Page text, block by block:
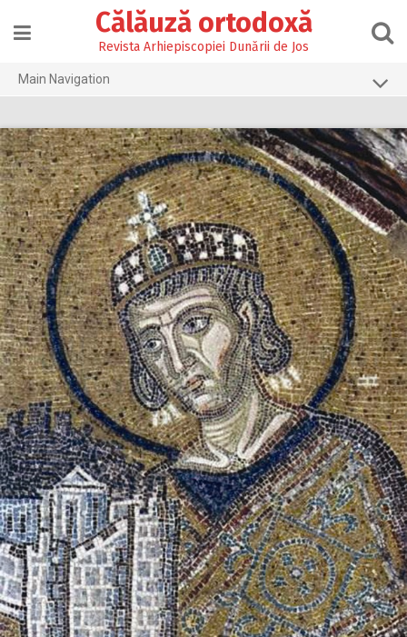
content
Călăuză ortodoxă
Revista Arhiepiscopiei Dunării de Jos
Main Navigation
2026
2025
2024
2023
2022
2021
2020
2019
2018
2017
2016
2015
2014
2013
2012